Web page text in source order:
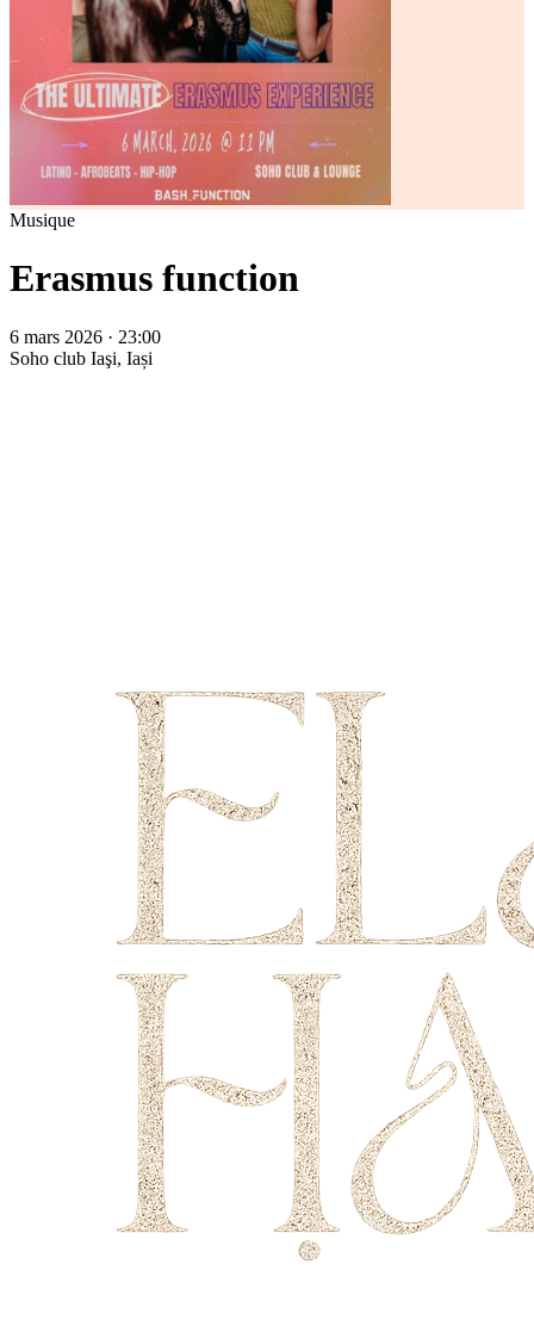
Musique
Erasmus function
6 mars 2026 · 23:00
Soho club Iaşi, Iași